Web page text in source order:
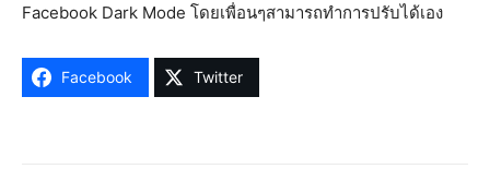
Facebook Dark Mode โดยเพื่อนๆสามารถทำการปรับได้เอง
Facebook Twitter